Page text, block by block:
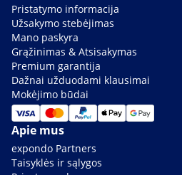
Pristatymo informacija
Užsakymo stebėjimas
Mano paskyra
Grąžinimas & Atsisakymas
Premium garantija
Dažnai užduodami klausimai
Mokėjimo būdai
Apie mus
expondo Partners
Taisyklės ir sąlygos